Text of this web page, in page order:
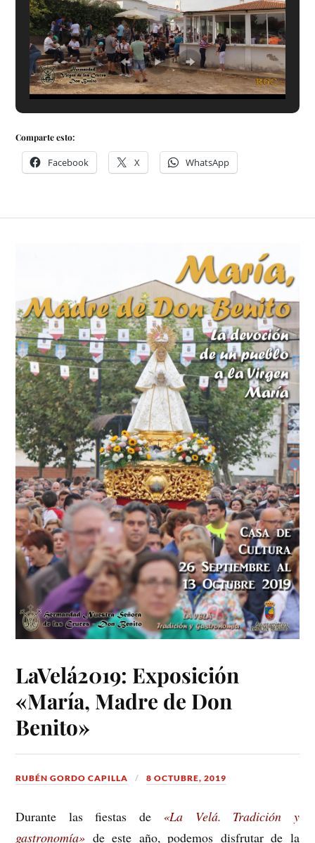
Comparte esto:
Facebook X WhatsApp
LaVelá2019: Exposición
«María, Madre de Don
Benito»
RUBÉN GORDO CAPILLA 8 OCTUBRE, 2019
Durante las fiestas de «La Velá. Tradición y
gastronomía» de este año, podemos disfrutar de la